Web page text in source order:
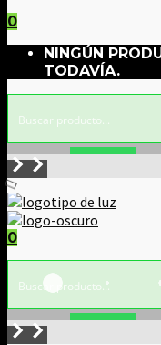
0
NINGÚN
TODAVÍA.
0